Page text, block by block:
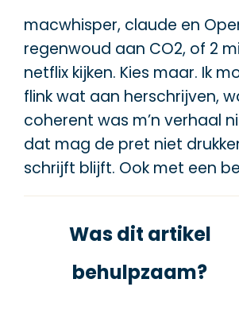
macwhisper, claude en
regenwoud aan CO2, of 2
netflix kijken. Kies maar. Ik
flink wat aan herschrijven,
coherent was m’n verhaal
dat mag de pret niet
schrijft blijft. Ook met een
Was dit artikel
behulpzaam?